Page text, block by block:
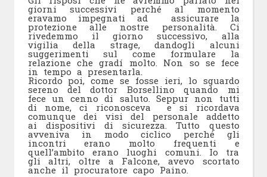
giorni successivi perché al momento
eravamo impegnati ad assicurare la
protezione alle nostre personalità. Ci
rivedemmo il giorno successivo, alla
vigilia della strage, dandogli alcuni
suggerimenti sul come formulare la
relazione che gradí molto. Non so se fece
in tempo a presentarla.
Ricordo poi, come se fosse ieri, lo sguardo
sereno del dottor Borsellino quando mi
fece un cenno di saluto. Seppur non tutti
di nome, ci riconosceva e si ricordava
comunque dei visi del personale addetto
ai dispositivi di sicurezza. Tutto questo
avveniva in modo ciclico perché gli
incontri erano molto frequenti e
quell’ambito erano luoghi comuni. Io tra
gli altri, oltre a Falcone, avevo scortato
anche il procuratore capo Paino.